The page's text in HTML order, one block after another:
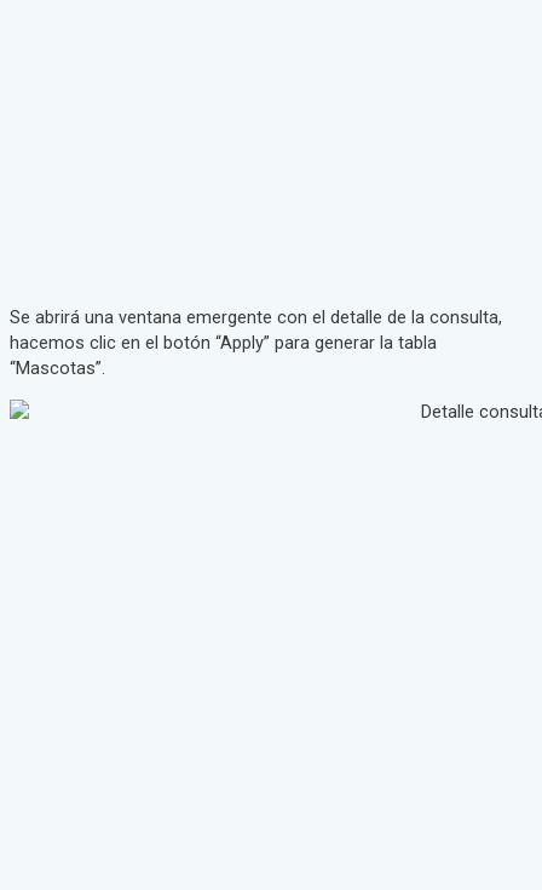
Se abrirá una ventana emergente con el detalle de la consulta,
hacemos clic en el botón “Apply” para generar la tabla
“Mascotas”.